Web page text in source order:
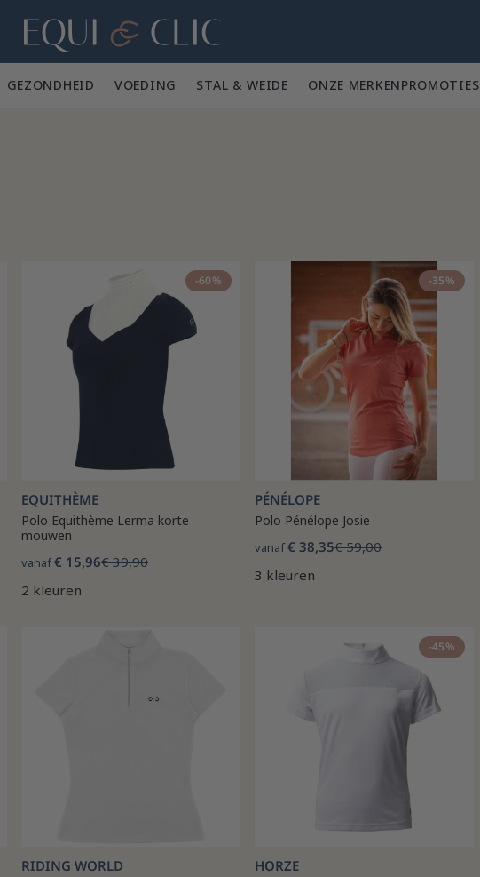
Home
GEZONDHEID ✨VOEDING 🥕 STAL & WEIDE 🍃 ONZE MERKENPROMOTIES
-60%
EQUITHÈME
Polo Equithème Lerma korte
mouwen
vanaf€ 15,96€ 39,90
2 kleuren
-35%
PÉNÉLOPE
Polo Pénélope Josie
vanaf€ 38,35€ 59,00
3 kleuren
RIDING WORLD
-45%
HORZE